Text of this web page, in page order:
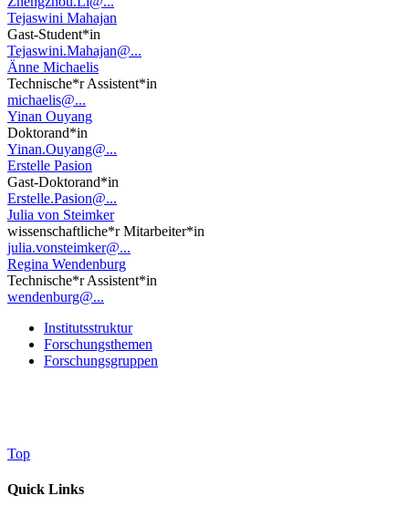
Tejaswini Mahajan
Gast-Student*in
Tejaswini.Mahajan@...
Änne Michaelis
Technische*r Assistent*in
michaelis@...
Yinan Ouyang
Doktorand*in
Yinan.Ouyang@...
Erstelle Pasion
Gast-Doktorand*in
Erstelle.Pasion@...
Julia von Steimker
wissenschaftliche*r Mitarbeiter*in
julia.vonsteimker@...
Regina Wendenburg
Technische*r Assistent*in
wendenburg@...
Institutsstruktur
Forschungsthemen
Forschungsgruppen
Top
Quick Links